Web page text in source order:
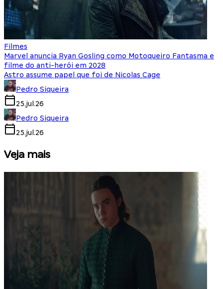
Filmes
Marvel anuncia Ryan Gosling como Motoqueiro Fantasma e
filme do anti-herói em 2028
Astro assume papel que foi de Nicolas Cage
Pedro Siqueira
25.jul.26
Pedro Siqueira
25.jul.26
Veja mais